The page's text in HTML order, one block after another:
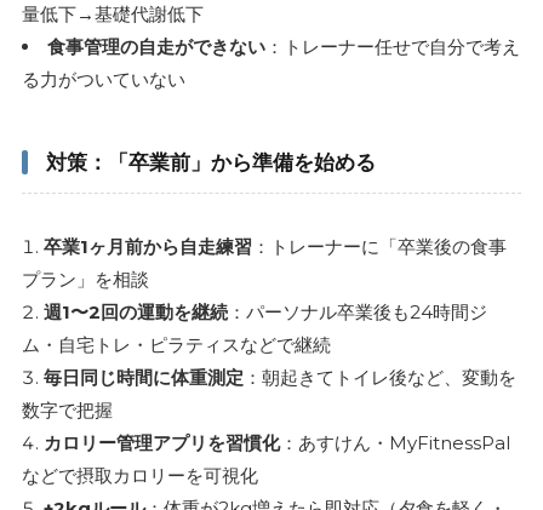
量低下→基礎代謝低下
食事管理の自走ができない：トレーナー任せで自分で考え
る力がついていない
対策：「卒業前」から準備を始める
卒業1ヶ月前から自走練習 ：トレーナーに「卒業後の食事
プラン」を相談
週1〜2回の運動を継続：パーソナル卒業後も24時間ジ
ム・自宅トレ・ピラティスなどで継続
毎日同じ時間に体重測定 ：朝起きてトイレ後など、変動を
数字で把握
カロリー管理アプリを習慣化：あすけん・MyFitnessPal
などで摂取カロリーを可視化